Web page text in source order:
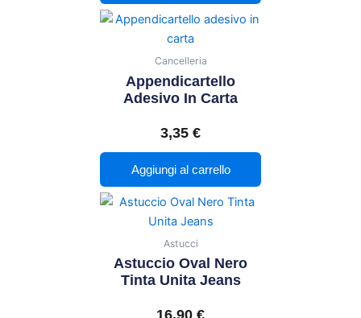
Cancelleria
Appendicartello
Adesivo In Carta
3,35 €
Aggiungi al carrello
Astucci
Astuccio Oval Nero
Tinta Unita Jeans